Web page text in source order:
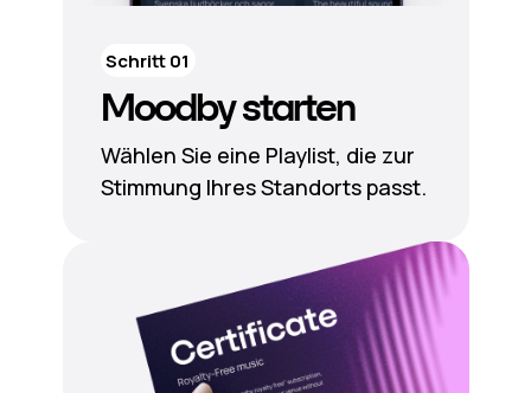
Moodby starten
Wählen Sie eine Playlist, die zur
Stimmung Ihres Standorts passt.
Schritt 01